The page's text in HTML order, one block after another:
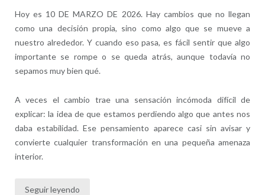
Hoy es 10 DE MARZO DE 2026. Hay cambios que no llegan
como una decisión propia, sino como algo que se mueve a
nuestro alrededor. Y cuando eso pasa, es fácil sentir que algo
importante se rompe o se queda atrás, aunque todavía no
sepamos muy bien qué.
A veces el cambio trae una sensación incómoda difícil de
explicar: la idea de que estamos perdiendo algo que antes nos
daba estabilidad. Ese pensamiento aparece casi sin avisar y
convierte cualquier transformación en una pequeña amenaza
interior.
Seguir leyendo